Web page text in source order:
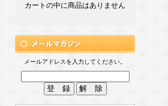
カートの中に商品はありません
メールアドレスを入力してください。